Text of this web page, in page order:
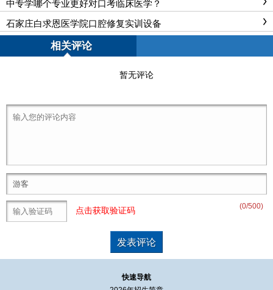
中专学哪个专业更好对口考临床医学？
石家庄白求恩医学院口腔修复实训设备
相关评论
暂无评论
(0/500)
点击获取验证码
快速导航